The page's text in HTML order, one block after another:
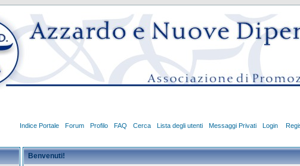
Indice Portale Forum Profilo FAQ Cerca Lista degli utenti Messaggi Privati Login
Benvenuti!